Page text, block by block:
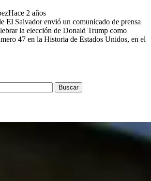
Hace 2 años
El Salvador envió un comunicado de prensa
la elección de Donald Trump como
47 en la Historia de Estados Unidos, en el